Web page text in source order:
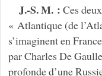
J.-S. M. : Ces
« Atlantique (de
s’imaginent en
par Charles De
profonde d’une